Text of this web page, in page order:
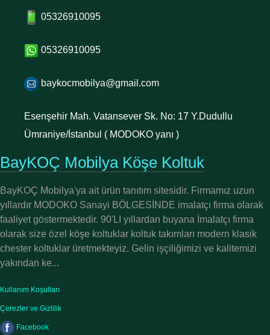
05326910095
05326910095
baykocmobilya@gmail.com
Esenşehir Mah. Vatansever Sk. No: 17 Y.Dudullu
Ümraniye/İstanbul ( MODOKO yanı )
BayKOÇ Mobilya Köşe Koltuk
BayKOÇ Mobilya'ya ait ürün tanıtım sitesidir. Firmamız uzun
yıllardır MODOKO Sanayi BÖLGESİNDE imalatçı firma olarak
faaliyet göstermektedir. 90'LI yıllardan buyana İmalatçı firma
olarak size özel köşe koltuklar koltuk takımları modern klasik
chester koltuklar üretmekteyiz. Gelin işçiliğimizi ve kalitemizi
yakından ke...
Kullanım Koşulları
Çerezler ve Gizlilik
Facebook